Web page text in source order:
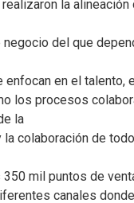
la
del que
en el talento,
los procesos
la
colaboración de
mil puntos de
canales